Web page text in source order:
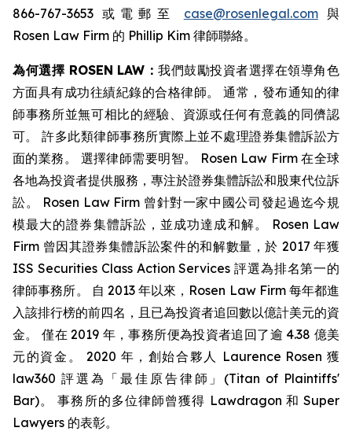
866-767-3653 或電郵至 case@rosenlegal.com與
Rosen Law Firm 的 Phillip Kim 律師聯絡。
為何選擇 ROSEN LAW：我們鼓勵投資者選擇在領導角色
方面具有成功往績紀錄的合格律師。 通常，發布通知的律
師事務所並無可相比的經驗、資源或任何有意義的同儕認
可。 許多此類律師事務所實際上並不處理證券集體訴訟方
面的業務。 選擇律師需要明智。 Rosen Law Firm 在全球
各地為投資者提供服務，專注於證券集體訴訟和股東代位訴
訟。 Rosen Law Firm 曾針對一家中國公司發起過迄今規
模最大的證券集體訴訟，並成功達成和解。 Rosen Law
Firm 曾因其證券集體訴訟案件的和解數量，於 2017 年獲
ISS Securities Class Action Services 評選為排名第一的
律師事務所。 自 2013 年以來，Rosen Law Firm 每年都進
入該排行榜的前四名，且已為投資者追回數以億計美元的資
金。 僅在 2019 年，事務所便為投資者追回了逾 4.38 億美
元的資金。 2020 年，創始合夥人 Laurence Rosen 獲
law360 評選為「最佳原告律師」(Titan of Plaintiffs'
Bar)。 事務所的多位律師曾獲得 Lawdragon 和 Super
Lawyers 的表彰。